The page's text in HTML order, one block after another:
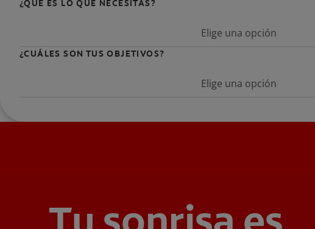
¿QUÉ ES LO QUE NECESITAS?
Elige una opción
¿CUÁLES SON TUS OBJETIVOS?
Elige una opción